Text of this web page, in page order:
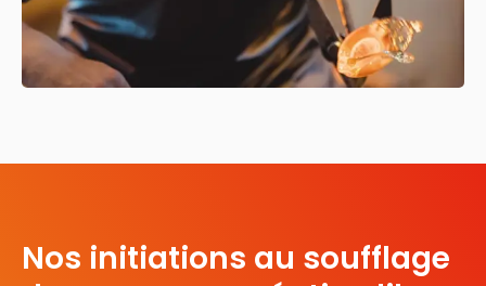
Nos initiations au soufflage